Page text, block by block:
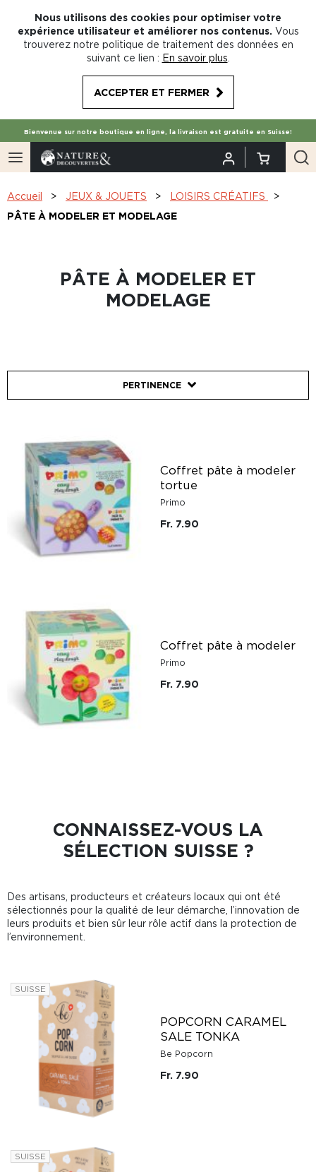
Nous utilisons des cookies pour optimiser votre
expérience utilisateur et améliorer nos contenus. Vous
trouverez notre politique de traitement des données en
suivant ce lien : En savoir plus
ACCEPTER ET FERMER
Bienvenue sur notre boutique en ligne, la livraison est gratuite en Suisse!
Accueil JEUX & JOUETS
LOISIRS CRÉATIFS
PÂTE À MODELER ET MODELAGE
PÂTE À MODELER ET
MODELAGE
PERTINENCE
Coffret pâte à modeler
tortue
Primo
Fr. 7.90
Coffret pâte à modeler
Primo
Fr. 7.90
CONNAISSEZ-VOUS LA
SÉLECTION SUISSE ?
Des artisans, producteurs et créateurs locaux qui ont été
sélectionnés pour la qualité de leur démarche, l’innovation de
leurs produits et bien sûr leur rôle actif dans la protection de
l’environnement.
SUISSE
POPCORN CARAMEL
SALE TONKA
Be Popcorn
Fr. 7.90
SUISSE